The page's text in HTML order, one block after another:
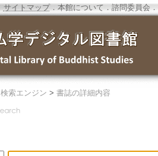
サイトマップ．本館について ． 諮問委員会．
検索エンジン > 書誌の詳細内容